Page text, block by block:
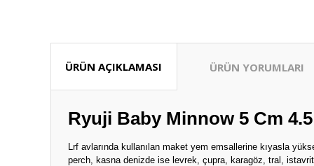
ÜRÜN AÇIKLAMASI ÜRÜN YORUMLARI
Ryuji Baby Minnow 5 Cm
Lrf avlarında kullanılan maket yem emsallerine kıyasla
perch, kasna denizde ise levrek, çupra, karagöz, tral,